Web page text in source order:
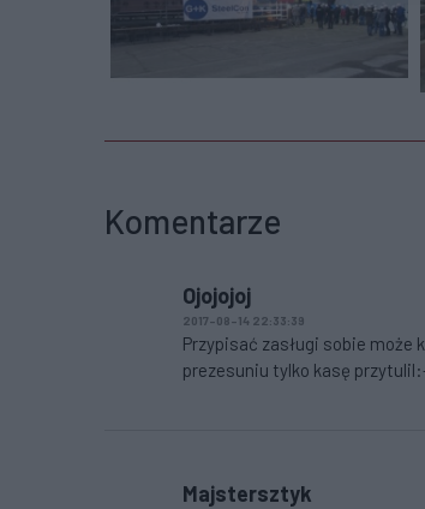
Komentarze
Ojojojoj
2017-08-14 22:33:39
Przypisać zasługi sobie
prezesuniu tylko kasę
Majstersztyk